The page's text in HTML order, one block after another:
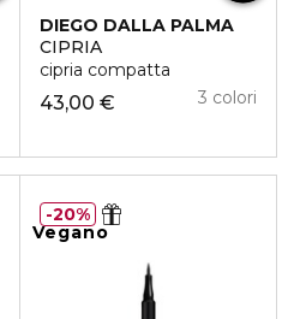
DIEGO DALLA PALMA
CIPRIA
cipria compatta
43,00 € 3 colori
Vegano
20%